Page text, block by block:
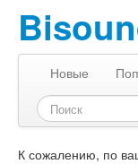
Новые
К сожалению, по